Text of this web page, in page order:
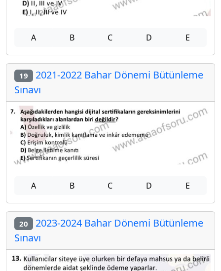
A B C D E
19 2021-2022 Bahar Dönemi Bütünleme
Sınavı
A B C D E
20 2023-2024 Bahar Dönemi Bütünleme
Sınavı